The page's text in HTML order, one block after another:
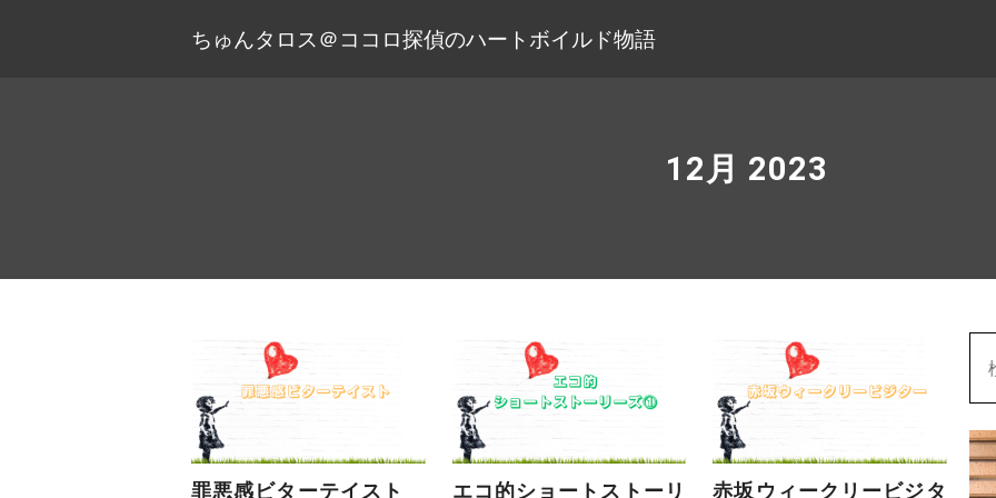
ちゅんタロス＠ココロ探偵のハートボイルド物語
12月 2023
罪悪感ビターテイスト エコ的ショートストーリ 赤坂ウィークリービジタ